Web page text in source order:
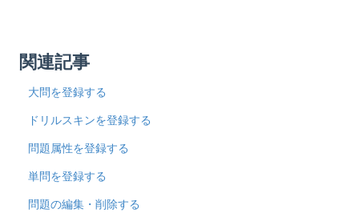
関連記事
大問を登録する
ドリルスキンを登録する
問題属性を登録する
単問を登録する
問題の編集・削除する